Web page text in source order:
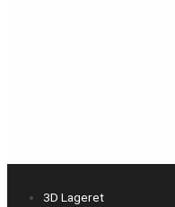
3D Lageret